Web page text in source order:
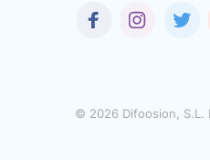
© 2026 Difoosion, S.L.